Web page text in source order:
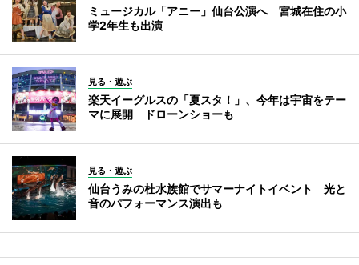
ミュージカル「アニー」仙台公演へ 宮城在住の小
学2年生も出演
見る・遊ぶ
楽天イーグルスの「夏スタ！」、今年は宇宙をテー
マに展開 ドローンショーも
見る・遊ぶ
仙台うみの杜水族館でサマーナイトイベント 光と
音のパフォーマンス演出も